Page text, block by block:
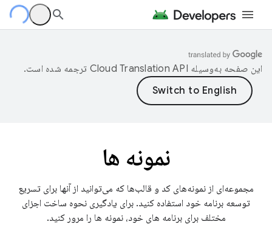
این صفحه به‌وسیله ترجمه شده است.
نمونه ها
مجموعه‌ای از نمونه‌های کد و قالب‌ها که می‌توانید از آنها برای تسریع
توسعه برنامه خود استفاده کنید. برای یادگیری نحوه ساخت اجزای
مختلف برای برنامه های خود، نمونه ها را مرور کنید.